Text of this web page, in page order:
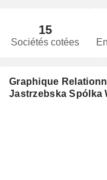
15
Sociétés cotées
Graphique
Jastrzebska Spólka